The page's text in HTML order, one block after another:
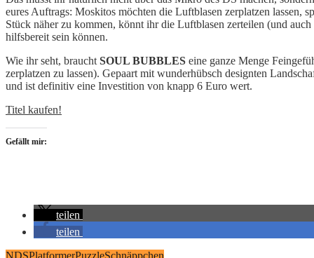
eures Auftrags: Moskitos möchten die Luftblasen zerplatzen lassen,
Stück näher zu kommen, könnt ihr die Luftblasen zerteilen (und
hilfsbereit sein können.
Wie ihr seht, braucht SOUL BUBBLES eine ganze Menge
zerplatzen zu lassen). Gepaart mit wunderhübsch designten
und ist definitiv eine Investition von knapp 6 Euro wert.
Titel kaufen!
Gefällt mir:
teilen
teilen
NDSPlatformerPuzzleSchnäppchen